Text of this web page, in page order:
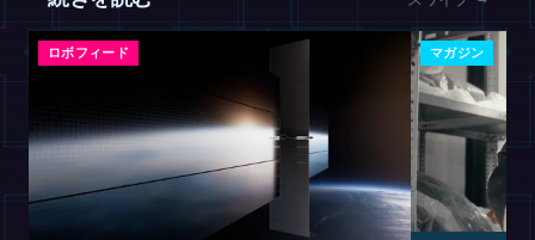
ロボフィード マガジン